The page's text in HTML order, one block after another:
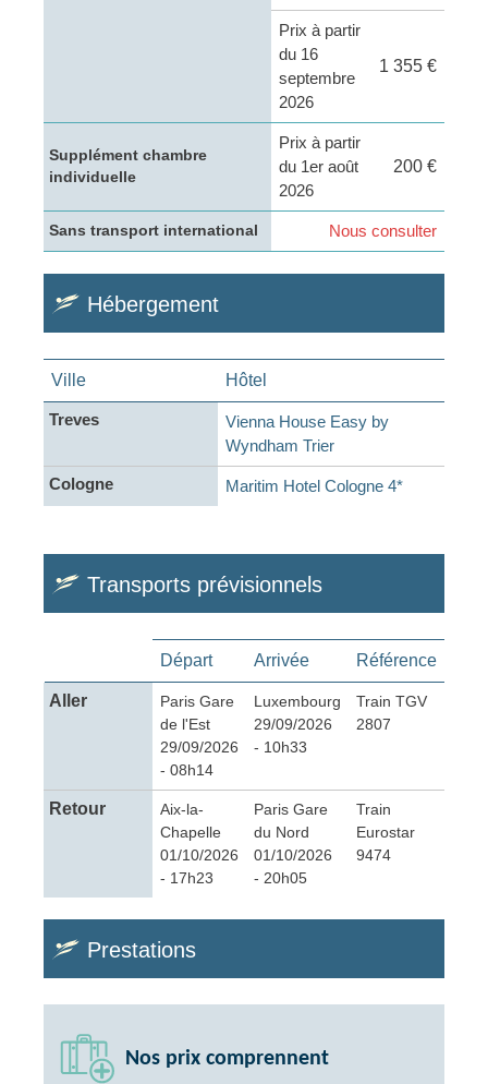
Prix à partir
du 16
septembre
2026
1 355 €
Supplément chambre
individuelle
Prix à partir
du 1er août
2026
200 €
Sans transport international Nous consulter
Hébergement
Ville Hôtel
Treves
Vienna House Easy by
Wyndham Trier
Cologne Maritim Hotel Cologne 4*
Transports prévisionnels
Départ Arrivée Référence
Aller
Paris Gare
de l'Est
29/09/2026
- 08h14
Luxembourg
29/09/2026
- 10h33
Train TGV
2807
Retour
Aix-la-
Chapelle
01/10/2026
- 17h23
Paris Gare
du Nord
01/10/2026
- 20h05
Train
Eurostar
9474
Prestations
Nos prix comprennent